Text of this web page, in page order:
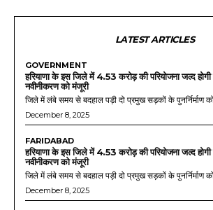
LATEST ARTICLES
GOVERNMENT
हरियाणा के इस जिले में 4.53 करोड़ की परियोजना जल्द
नवीनीकरण को मंजूरी
जिले में लंबे समय से बदहाल पड़ी दो प्रमुख सड़कों के पुनर्निर्माण
December 8, 2025
FARIDABAD
हरियाणा के इस जिले में 4.53 करोड़ की परियोजना जल्द
नवीनीकरण को मंजूरी
जिले में लंबे समय से बदहाल पड़ी दो प्रमुख सड़कों के पुनर्निर्माण
December 8, 2025